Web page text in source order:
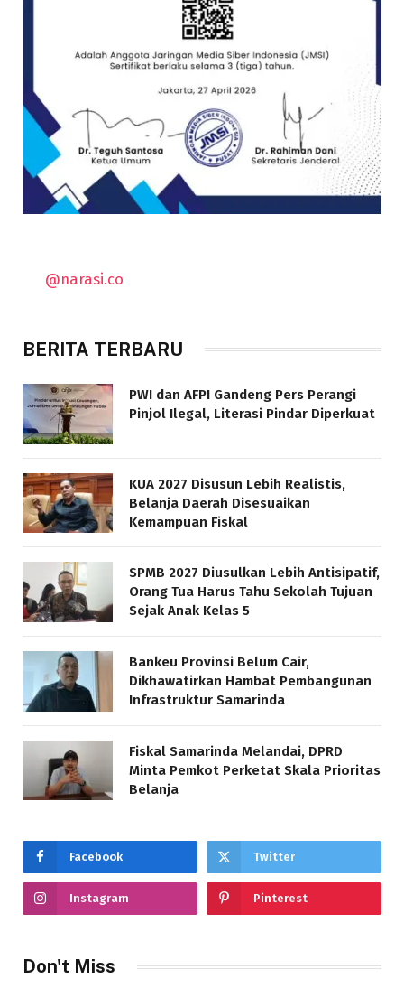
@narasi.co
BERITA TERBARU
PWI dan AFPI Gandeng Pers Perangi
Pinjol Ilegal, Literasi Pindar Diperkuat
KUA 2027 Disusun Lebih Realistis,
Belanja Daerah Disesuaikan
Kemampuan Fiskal
SPMB 2027 Diusulkan Lebih Antisipatif,
Orang Tua Harus Tahu Sekolah Tujuan
Sejak Anak Kelas 5
Bankeu Provinsi Belum Cair,
Dikhawatirkan Hambat Pembangunan
Infrastruktur Samarinda
Fiskal Samarinda Melandai, DPRD
Minta Pemkot Perketat Skala Prioritas
Belanja
Facebook Twitter
Instagram Pinterest
Don't Miss